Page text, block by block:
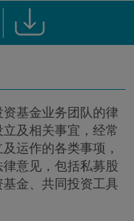
基金业务团队的律
及相关事宜，经常
运作的各类事项，
意见，包括私募股
金、共同投资工具